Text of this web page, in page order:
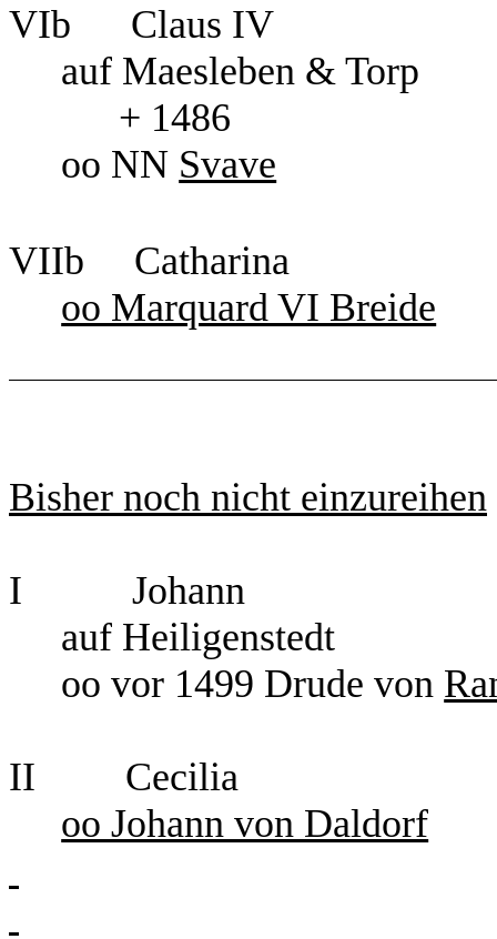
VIb Claus
auf Maesleben & Torp
+ 1486
oo NN Svave
VIIb Catharina
oo Marquard VI Breide
Bisher noch nicht einzureihen
I Johann
auf Heiligenstedt
oo vor 1499 Drude von
II Cecilia
oo Johann von Daldorf